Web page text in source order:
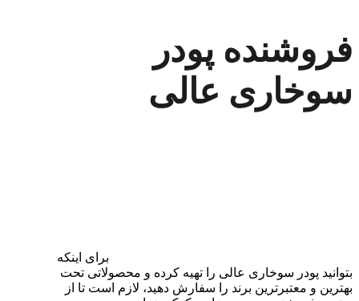
فروشنده پودر
سوخاری عالی
برای اینکه
بتوانید پودر سوخاری عالی را تهیه کرده و محصولاتی تحت
بهترین و معتبرترین برند را سفارش دهید، لازم است تا از